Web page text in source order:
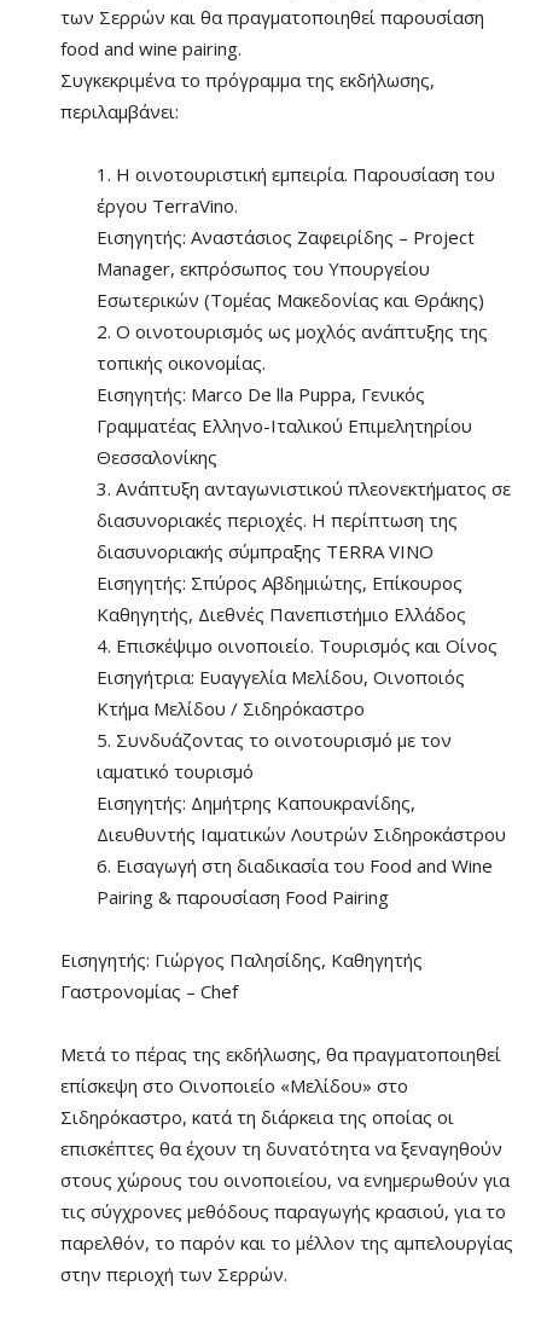
των Σερρών και θα πραγματοποιηθεί παρουσίαση
food and wine pairing.
Συγκεκριμένα το πρόγραμμα της εκδήλωσης,
περιλαμβάνει:
1. Η οινοτουριστική εμπειρία. Παρουσίαση του
έργου TerraVino.
Εισηγητής: Αναστάσιος Ζαφειρίδης – Project
Manager, εκπρόσωπος του Υπουργείου
Εσωτερικών (Τομέας Μακεδονίας και Θράκης)
2. Ο οινοτουρισμός ως μοχλός ανάπτυξης της
τοπικής οικονομίας.
Εισηγητής: Marco De lla Puppa, Γενικός
Γραμματέας Ελληνο-Ιταλικού Επιμελητηρίου
Θεσσαλονίκης
3. Ανάπτυξη ανταγωνιστικού πλεονεκτήματος σε
διασυνοριακές περιοχές. Η περίπτωση της
διασυνοριακής σύμπραξης TERRA VINO
Εισηγητής: Σπύρος Αβδημιώτης, Επίκουρος
Καθηγητής, Διεθνές Πανεπιστήμιο Ελλάδος
4. Επισκέψιμο οινοποιείο. Τουρισμός και Οίνος
Εισηγήτρια: Ευαγγελία Μελίδου, Οινοποιός
Κτήμα Μελίδου / Σιδηρόκαστρο
5. Συνδυάζοντας το οινοτουρισμό με τον
ιαματικό τουρισμό
Εισηγητής: Δημήτρης Καπουκρανίδης,
Διευθυντής Ιαματικών Λουτρών Σιδηροκάστρου
6. Εισαγωγή στη διαδικασία του Food and Wine
Pairing & παρουσίαση Food Pairing
Εισηγητής: Γιώργος Παλησίδης, Καθηγητής
Γαστρονομίας – Chef
Μετά το πέρας της εκδήλωσης, θα πραγματοποιηθεί
επίσκεψη στο Οινοποιείο «Μελίδου» στο
Σιδηρόκαστρο, κατά τη διάρκεια της οποίας οι
επισκέπτες θα έχουν τη δυνατότητα να ξεναγηθούν
στους χώρους του οινοποιείου, να ενημερωθούν για
τις σύγχρονες μεθόδους παραγωγής κρασιού, για το
παρελθόν, το παρόν και το μέλλον της αμπελουργίας
στην περιοχή των Σερρών.